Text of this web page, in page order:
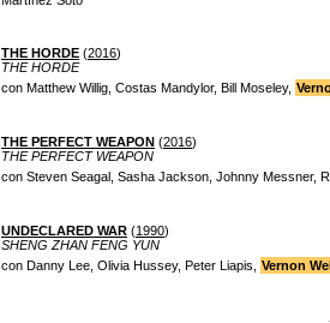
THE HORDE (2016)
THE HORDE
con Matthew Willig, Costas Mandylor, Bill Moseley,
THE PERFECT WEAPON (2016)
THE PERFECT WEAPON
con Steven Seagal, Sasha Jackson, Johnny Messner,
UNDECLARED WAR (1990)
SHENG ZHAN FENG YUN
con Danny Lee, Olivia Hussey, Peter Liapis, Vernon